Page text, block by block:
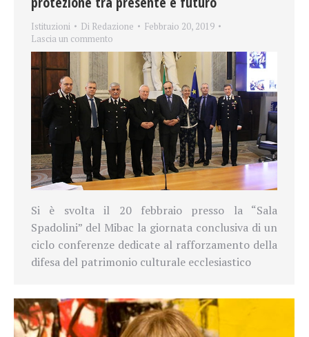
Istituzioni Di Redazione
Febbraio 20, 2019
Lascia un commento
Si è svolta il 20 febbraio presso la “Sala
Spadolini” del Mibac la giornata conclusiva di un
ciclo conferenze dedicate al rafforzamento della
difesa del patrimonio culturale ecclesiastico